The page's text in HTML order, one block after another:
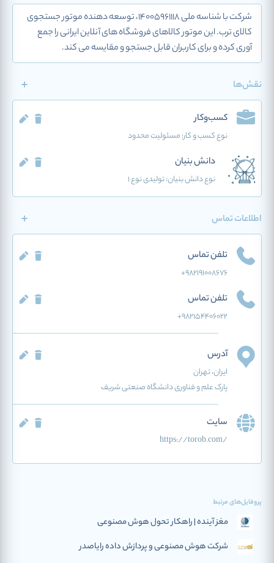
شرکت با شناسه ملی 14005961118، توسعه دهنده موتور جستجوی
کالای ترب. این موتور کالاهای فروشگاه های آنلاین ایرانی را جمع
آوری کرده و برای کاربران قابل جستجو و مقایسه می کند.
نقش‌ها
کسب‌وکار
نوع کسب و کار:مسئولیت محدود
دانش بنیان
نوع دانش بنیان: تولیدی نوع 1
اطلاعات تماس
تلفن تماس
+982191008676
تلفن تماس
+982154406022
آدرس
ایران، تهران
پارک علم و فناوری دانشگاه صنعتی شریف
سایت
https://torob.com/
پروفایل‌های مرتبط
مغز آینده | راهکار تحول هوش مصنوعی
شرکت هوش مصنوعی و پردازش داده رایاصدر